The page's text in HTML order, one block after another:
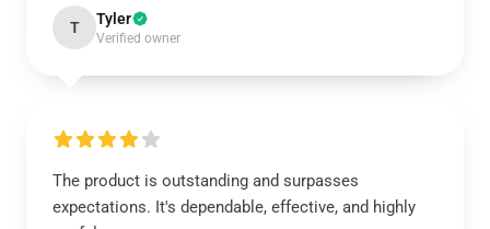
T Tyler
Verified owner
The product is outstanding and surpasses
expectations. It's dependable, effective, and highly